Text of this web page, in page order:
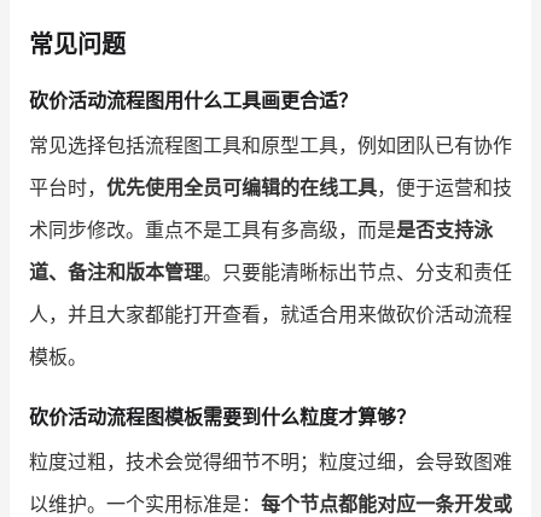
常见问题
砍价活动流程图用什么工具画更合适？
常见选择包括流程图工具和原型工具，例如团队已有协作
平台时， 优先使用全员可编辑的在线工具，便于运营和技
术同步修改。重点不是工具有多高级，而是是否支持泳
道、备注和版本管理。只要能清晰标出节点、分支和责任
人，并且大家都能打开查看，就适合用来做砍价活动流程
模板。
砍价活动流程图模板需要到什么粒度才算够？
粒度过粗，技术会觉得细节不明；粒度过细，会导致图难
以维护。一个实用标准是： 每个节点都能对应一条开发或